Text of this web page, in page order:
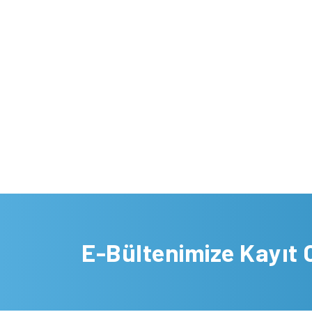
E-Bültenimize Kayıt